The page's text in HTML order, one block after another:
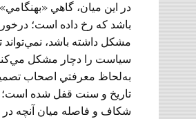
در اين ميان، گاهي
باشد كه رخ داده است؛
مشكل داشته باشد،
سياست را دچار مشكل مي‌كند.
به‌لحاظ معرفتي اصحاب
تاريخ و سنت قفل شده است؛
شكاف و فاصله ميان آنچه در